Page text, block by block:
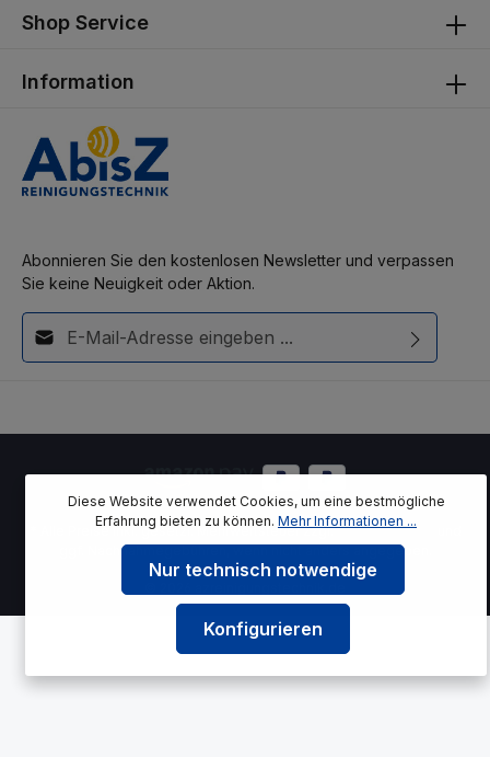
Abonnieren Sie den kostenlosen Newsletter und verpassen
Sie keine Neuigkeit oder Aktion.
E-Mail-Adresse*
Shop Service
Information
* Alle Preise inkl. gesetzl. Mehrwertsteuer zzgl.Versandkosten
ggf. Nachnahmegebühren, wenn nicht anders angegeben.
Diese Website verwendet Cookies, um eine bestmögliche
Erfahrung bieten zu können. Mehr Informationen ...
Nur technisch notwendige
Konfigurieren